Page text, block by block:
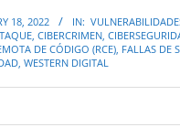
18, 2022 IN:
CIBERCRIMEN
DE CÓDIGO (RCE) FALLAS DE
WESTERN DIGITAL